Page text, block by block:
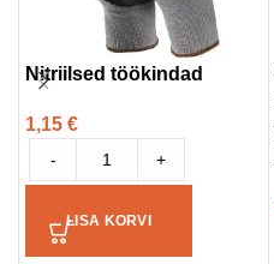
Nitriilsed töökindad
1,15 €
- +
LISA KORVI